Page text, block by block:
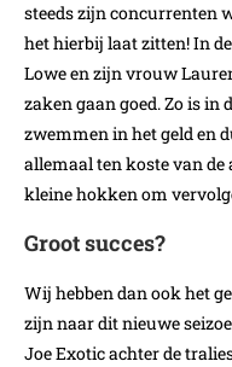
steeds zijn concurrenten
het hierbij laat zitten! In
Lowe en zijn vrouw
zaken gaan goed. Zo is in
zwemmen in het geld en
allemaal ten koste van
kleine hokken om
Groot succes?
Wij hebben dan ook het
zijn naar dit nieuwe
Joe Exotic achter de